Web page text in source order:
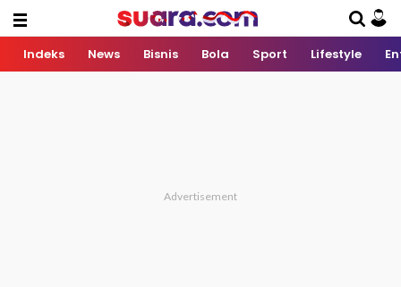
Indeks News Bisnis Bola Sport Lifestyle